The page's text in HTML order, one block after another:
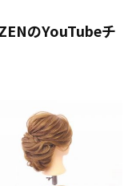
のYouTubeチ